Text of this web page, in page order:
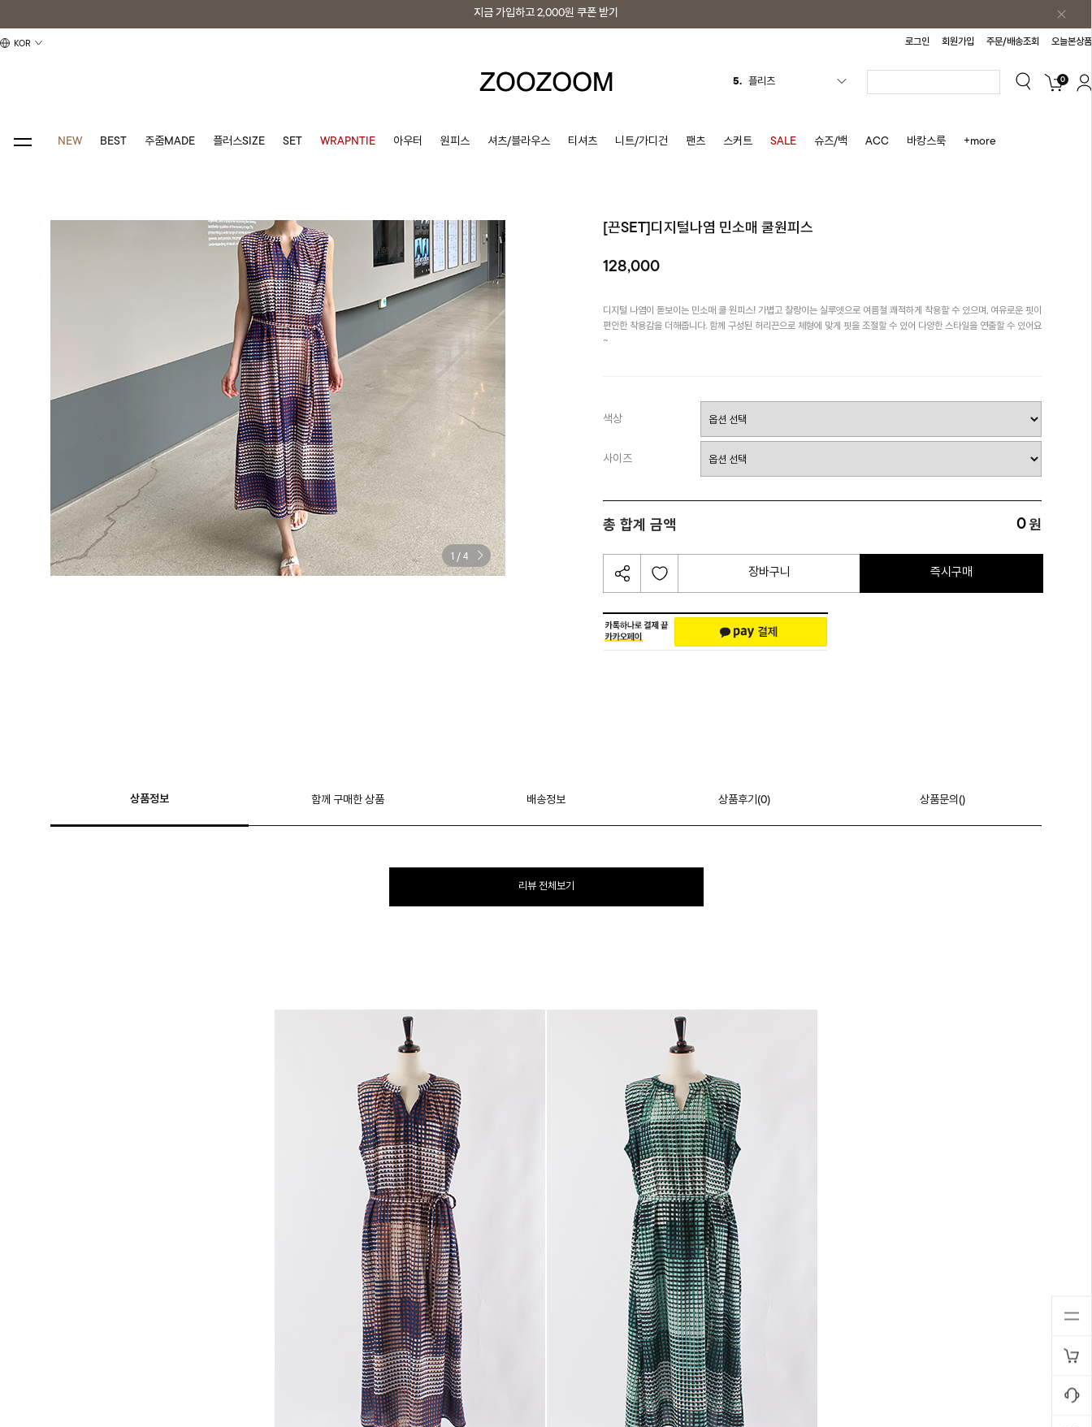
지금 가입하고 2,000원 쿠폰 받기
KOR 로그인 회원가입 주문/배송조회 오늘본상품
5. 플리츠
7.
원피스
4. 티셔츠
0
NEW BEST 주줌MADE 플러스SIZE SET WRAPNTIE 아우터 원피스 셔츠/블라우스 티셔츠 니트/가디건 팬츠 스커트 SALE 슈즈/백 ACC 바캉스룩 +more
1 / 4
[끈SET]디지털나염 민소매 쿨원피스
128,000
디지털 나염이 돋보이는 민소매 쿨 원피스! 가볍고 찰랑이는 실루엣으로 여름철 쾌적하게 착용할 수 있으며, 여유로운 핏이
편안한 착용감을 더해줍니다. 함께 구성된 허리끈으로 체형에 맞게 핏을 조절할 수 있어 다양한 스타일을 연출할 수 있어요
~
색상
사이즈
총 합계 금액 0원
장바구니 즉시구매
상품정보 함께 구매한 상품 배송정보 상품후기(0) 상품문의()
리뷰 전체보기